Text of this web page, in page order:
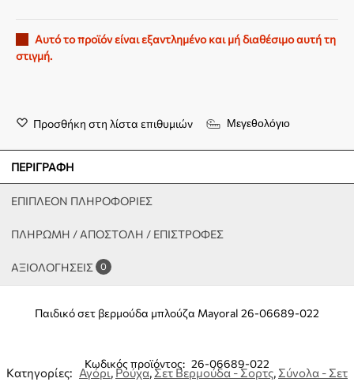
Αυτό το προϊόν είναι εξαντλημένο και μή διαθέσιμο αυτή τη
στιγμή.
Προσθήκη στη λίστα επιθυμιών Μεγεθολόγιο
ΠΕΡΙΓΡΑΦΉ
ΕΠΙΠΛΈΟΝ ΠΛΗΡΟΦΟΡΊΕΣ
ΠΛΗΡΩΜΗ / ΑΠΟΣΤΟΛΗ / ΕΠΙΣΤΡΟΦΕΣ
ΑΞΙΟΛΟΓΉΣΕΙΣ 0
Παιδικό σετ βερμούδα μπλούζα Mayoral 26-06689-022
Κωδικός προϊόντος: 26-06689-022
Κατηγορίες: Αγόρι,Ρούχα,Σετ Βερμούδα - Σορτς, Σύνολα - Σετ